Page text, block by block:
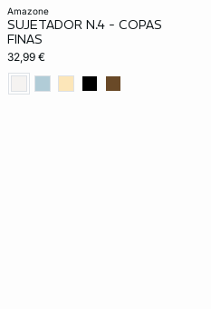
amazone
SUJETADOR N.4 - COPAS
FINAS
32,99 €